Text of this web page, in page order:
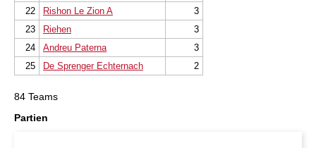
22
Rishon Le Zion A
3
23
Riehen
3
24
Andreu Paterna
3
25
De Sprenger Echternach 2
84 Teams
Partien